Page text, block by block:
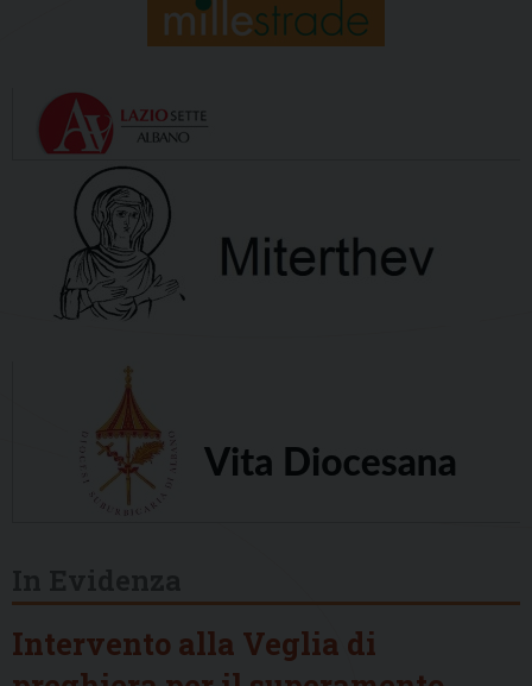
Intervento alla Veglia di